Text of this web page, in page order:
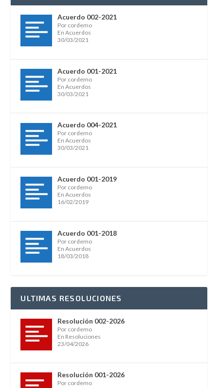
Acuerdo 002-2021
Por cordemo
En Acuerdos
30/03/2021
Acuerdo 001-2021
Por cordemo
En Acuerdos
30/03/2021
Acuerdo 004-2021
Por cordemo
En Acuerdos
30/03/2021
Acuerdo 001-2019
Por cordemo
En Acuerdos
16/02/2019
Acuerdo 001-2018
Por cordemo
En Acuerdos
18/03/2018
ULTIMAS RESOLUCIONES
Resolución 002-2026
Por cordemo
En Resoluciones
23/04/2026
Resolución 001-2026
Por cordemo